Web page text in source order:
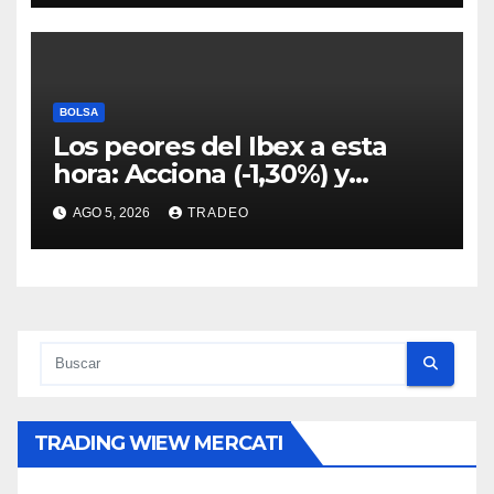
BOLSA
Los peores del Ibex a esta
hora: Acciona (-1,30%) y
Acciona Energía (-0,96%)
AGO 5, 2026 TRADEO
TRADING WIEW MERCATI